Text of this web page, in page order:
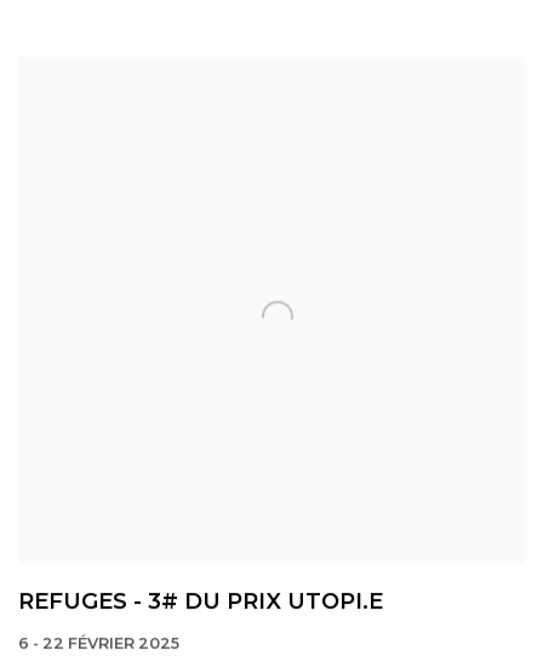
REFUGES - 3# DU PRIX UTOPI.E
6 - 22 FÉVRIER 2025